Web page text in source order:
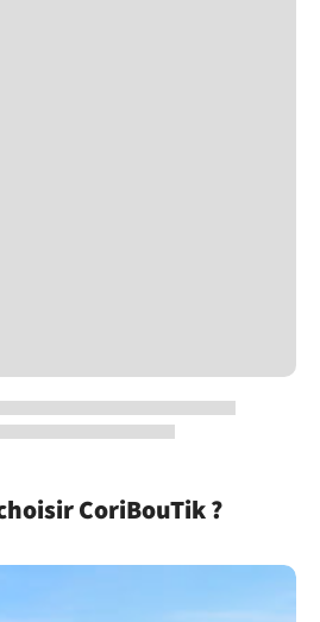
CoriBouTik ?